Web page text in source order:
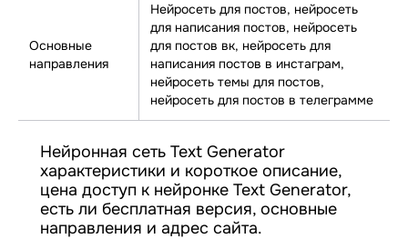
Основные
направления
Нейросеть для постов, нейросеть
для написания постов, нейросеть
для постов вк, нейросеть для
написания постов в инстаграм,
нейросеть темы для постов,
нейросеть для постов в телеграмме
Нейронная сеть Text Generator
характеристики и короткое описание,
цена доступ к нейронке Text Generator,
есть ли бесплатная версия, основные
направления и адрес сайта.